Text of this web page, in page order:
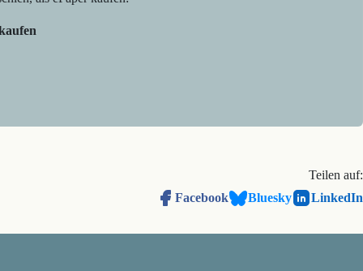
Teilen auf:
Facebook
Bluesky LinkedIn